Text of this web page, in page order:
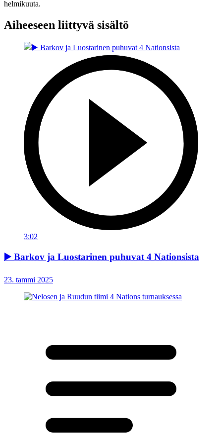
helmikuuta.
Aiheeseen liittyvä sisältö
3:02
▶️ Barkov ja Luostarinen puhuvat 4 Nationsista
23. tammi 2025